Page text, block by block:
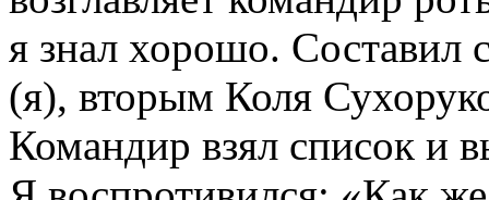
я знал хорошо.
(я), вторым Коля
Командир взял список и